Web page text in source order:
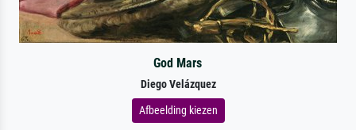
God Mars
Diego Velázquez
Afbeelding kiezen